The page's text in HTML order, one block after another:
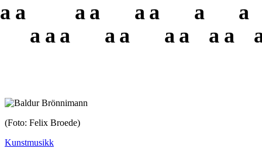
a
a
a
a
a a
(Foto: Felix Broede)
Kunstmusikk